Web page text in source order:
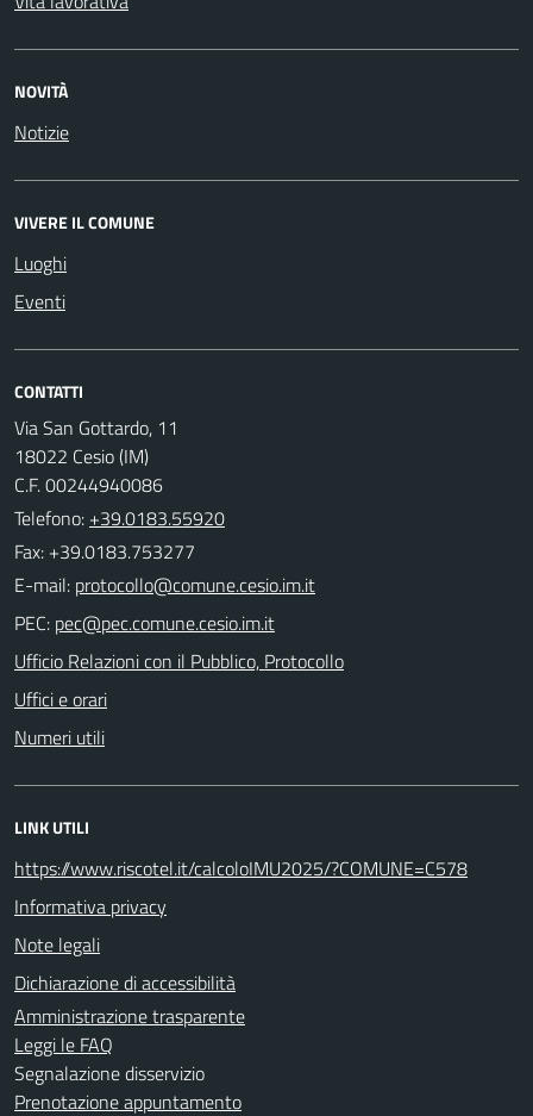
NOVITÀ
Notizie
VIVERE IL COMUNE
Luoghi
Eventi
CONTATTI
Via San Gottardo, 11
18022 Cesio (IM)
C.F. 00244940086
Telefono: +39.0183.55920
Fax: +39.0183.753277
E-mail:
PEC:
Ufficio Relazioni con il Pubblico, Protocollo
Uffici e orari
Numeri utili
LINK UTILI
https://www.riscotel.it/calcoloIMU2025/?COMUNE=C578
Informativa privacy
Note legali
Dichiarazione di accessibilità
Amministrazione trasparente
Leggi le FAQ
Segnalazione disservizio
Prenotazione appuntamento